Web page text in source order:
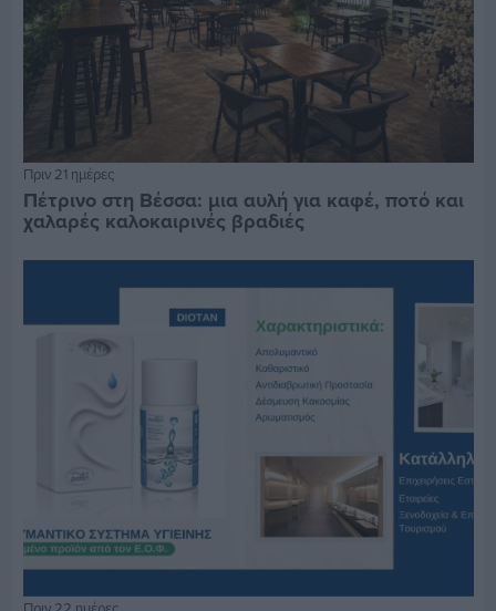
Πριν 21 ημέρες
Πέτρινο στη Βέσσα: μια αυλή για καφέ, ποτό και
χαλαρές καλοκαιρινές βραδιές